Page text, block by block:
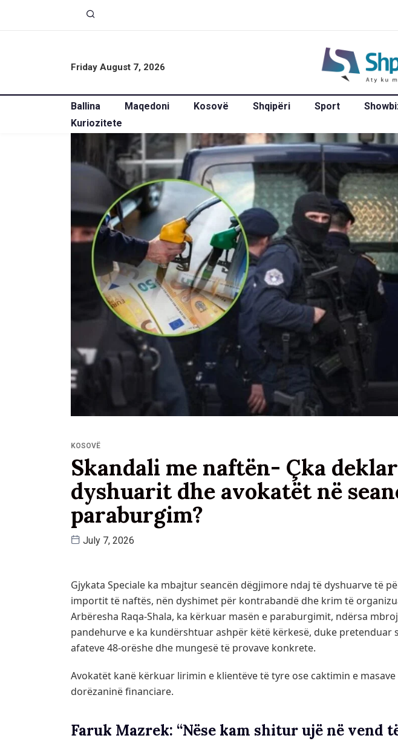
Friday August 7, 2026
Ballina Maqedoni Kosovë Shqipëri Sport
Kuriozitete
KOSOVË
Skandali me naftën- Çka
dyshuarit dhe avokatët në
paraburgim?
July 7, 2026
Gjykata Speciale ka mbajtur seancën dëgjimore ndaj të dyshuarve të
importit të naftës, nën dyshimet për kontrabandë dhe krim të
Arbëresha Raqa-Shala, ka kërkuar masën e paraburgimit, ndërsa
pandehurve e ka kundërshtuar ashpër këtë kërkesë, duke pretenduar
afateve 48-orëshe dhe mungesë të provave konkrete.
Avokatët kanë kërkuar lirimin e klientëve të tyre ose caktimin e
dorëzaninë financiare.
Faruk Mazrek: “Nëse kam shitur ujë në vend